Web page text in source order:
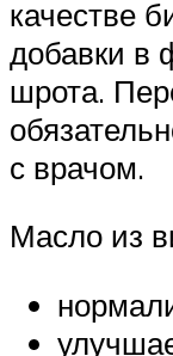
качестве
добавки в
шрота.
с врачом.
Масло из